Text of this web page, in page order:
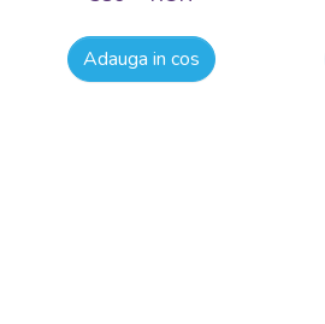
Adauga in cos